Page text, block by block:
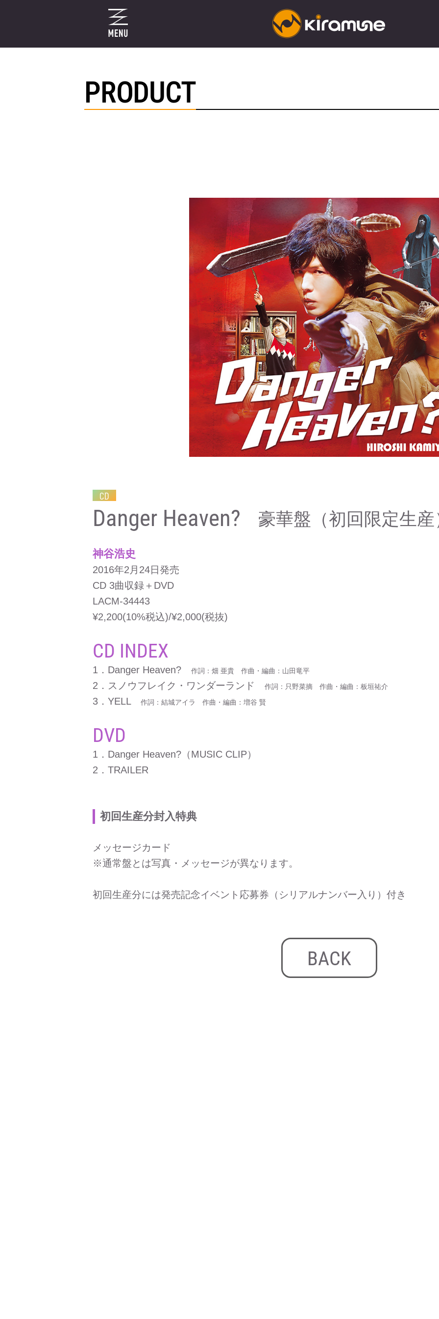
PRODUCT
CD
Danger Heaven? 豪華盤（初回限定生産
神谷浩史
2016年2月24日発売
CD 3曲収録＋DVD
LACM-34443
¥2,200(10%税込)/¥2,000(税抜)
CD INDEX
1．Danger Heaven? 作詞：畑 亜貴 作曲・編曲：山田竜平
2．スノウフレイク・ワンダーランド 作詞：只野菜摘 作曲・編曲：板垣祐介
3．YELL 作詞：結城アイラ 作曲・編曲：増谷 賢
DVD
1．Danger Heaven?（MUSIC CLIP）
2．TRAILER
初回生産分封入特典
メッセージカード
※通常盤とは写真・メッセージが異なります。
初回生産分には発売記念イベント応募券（シリアルナンバー入り）付き
BACK